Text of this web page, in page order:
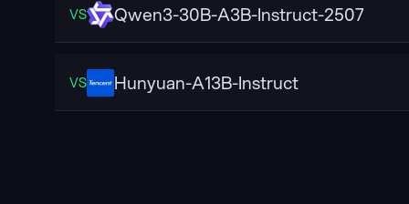
VS Qwen3-30B-A3B-Instruct-2507
VS Hunyuan-A13B-Instruct